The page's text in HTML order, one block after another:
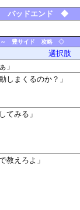
which walkthrough
ション）)
バッドエンド ◆
～ 豊サイド 攻略 ◇
選択肢
」
しまくるのか？」
てみる」
教えろよ」